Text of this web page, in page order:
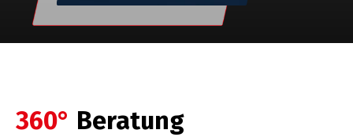
360° Beratung